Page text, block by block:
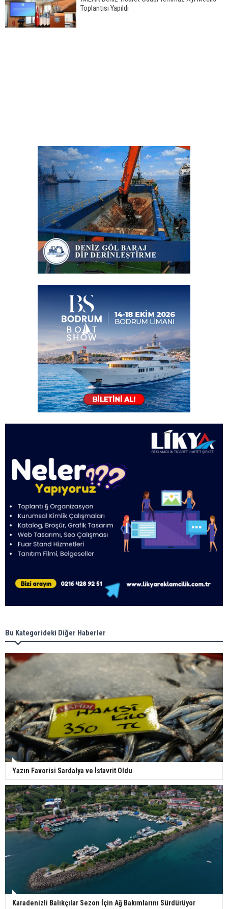
Toplantısı Yapıldı
Bu Kategorideki Diğer Haberler
Yazın Favorisi Sardalya ve İstavrit Oldu
Karadenizli Balıkçılar Sezon İçin Ağ Bakımlarını Sürdürüyor